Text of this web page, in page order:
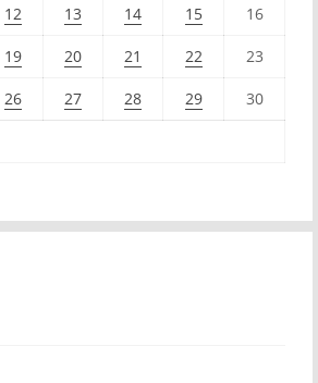
12 13 14 15 16
19 20 21 22 23
26 27 28 29 30